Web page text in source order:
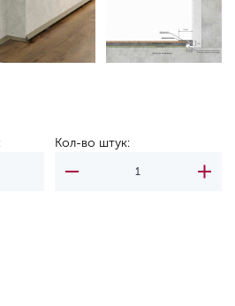
Кол-во штук: